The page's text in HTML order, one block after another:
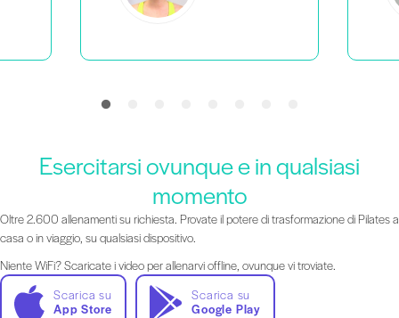
Esercitarsi ovunque e in qualsiasi
momento
Oltre 2.600 allenamenti su richiesta. Provate il potere di trasformazione di Pilates a
casa o in viaggio, su qualsiasi dispositivo.
Niente WiFi? Scaricate i video per allenarvi offline, ovunque vi troviate.
Scarica su
App Store
Scarica su
Google Play